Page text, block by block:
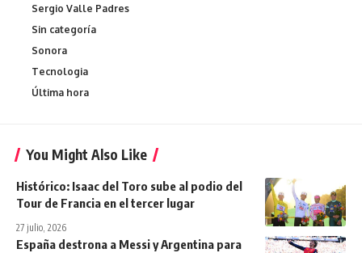
Sergio Valle Padres
Sin categoría
Sonora
Tecnologia
Última hora
You Might Also Like
Histórico: Isaac del Toro sube al podio del
Tour de Francia en el tercer lugar
27 julio, 2026
España destrona a Messi y Argentina para